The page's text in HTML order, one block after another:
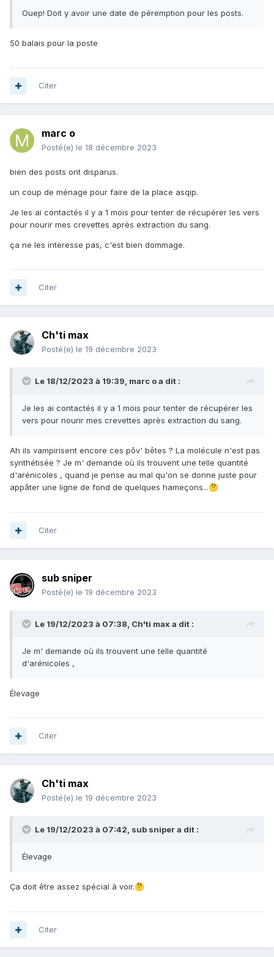
Ouep! Doit y avoir une date de péremption pour les posts.
50 balais pour la poste
Citer
marc o
Posté(e) le 18 décembre 2023
bien des posts ont disparus.
un coup de ménage pour faire de la place asqip.
Je les ai contactés il y a 1 mois pour tenter de récupérer les vers
pour nourir mes crevettes après extraction du sang.
ça ne les interesse pas, c'est bien dommage.
Citer
Ch'ti max
Posté(e) le 19 décembre 2023
Le 18/12/2023 à 19:39, marc oa dit :
Je les ai contactés il y a 1 mois pour tenter de récupérer les
vers pour nourir mes crevettes après extraction du sang.
Ah ils vampirisent encore ces pôv' bêtes ? La molécule n'est pas
synthétisée ? Je m' demande où ils trouvent une telle quantité
d'arénicoles , quand je pense au mal qu'on se donne juste pour
appâter une ligne de fond de quelques hameçons...🤔
Citer
sub sniper
Posté(e) le 19 décembre 2023
Le 19/12/2023 à 07:38, Ch'ti max a dit :
Je m' demande où ils trouvent une telle quantité
d'arénicoles ,
Élevage
Citer
Ch'ti max
Posté(e) le 19 décembre 2023
Le 19/12/2023 à 07:42, sub snipera dit :
Élevage
Ça doit être assez spécial à voir.🤔
Citer